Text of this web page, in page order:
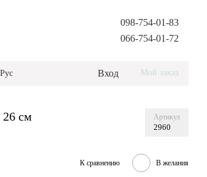
098-754-01-83
066-754-01-72
Рус Вход Мой заказ
26 см Артикул
2960
К сравнению В желания